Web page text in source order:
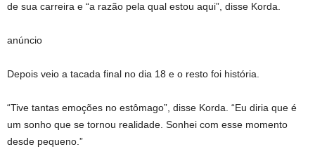
de sua carreira e “a razão pela qual estou aqui”, disse Korda.
anúncio
Depois veio a tacada final no dia 18 e o resto foi história.
“Tive tantas emoções no estômago”, disse Korda. “Eu diria que é
um sonho que se tornou realidade. Sonhei com esse momento
desde pequeno.”